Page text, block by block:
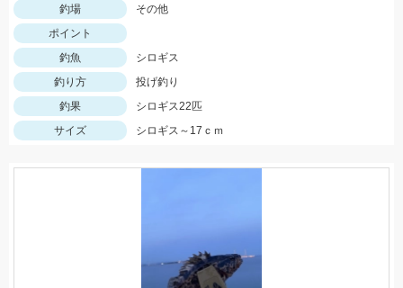
釣場
その他
ポイント
釣魚
シロギス
釣り方
投げ釣り
釣果
シロギス22匹
サイズ
シロギス～17ｃｍ